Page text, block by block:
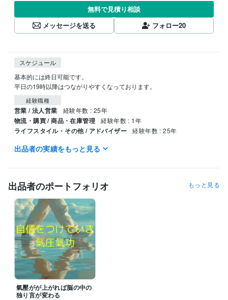
無料で見積り相談
メッセージを送る
フォロー20
スケジュール
基本的には終日可能です。
平日の19時以降はつながりやすくなっております。
経験職種
営業 / 法人営業 経験年数 : 25年
物流・購買 / 商品・在庫管理 経験年数 : 1年
ライフスタイル・その他 / アドバイザー 経験年数 : 25年
得意分野
ヒーリング 気功
出品者の実績をもっと見る
出品者のポートフォリオ もっと見る
氣壓がが上がれば脳の中の
独り言が変わる